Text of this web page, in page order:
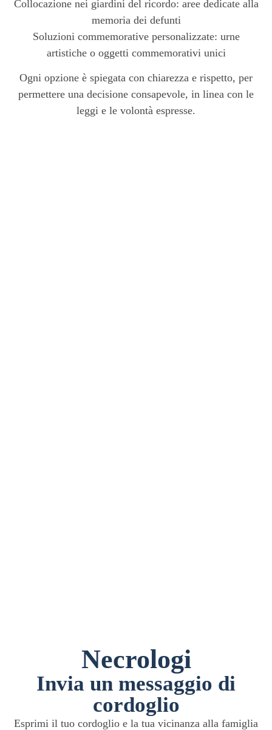
Collocazione nei giardini del ricordo: aree dedicate alla
memoria dei defunti
Soluzioni commemorative personalizzate: urne
artistiche o oggetti commemorativi unici
Ogni opzione è spiegata con chiarezza e rispetto, per
permettere una decisione consapevole, in linea con le
leggi e le volontà espresse.
Necrologi
Invia un messaggio di
cordoglio
Esprimi il tuo cordoglio e la tua vicinanza alla famiglia